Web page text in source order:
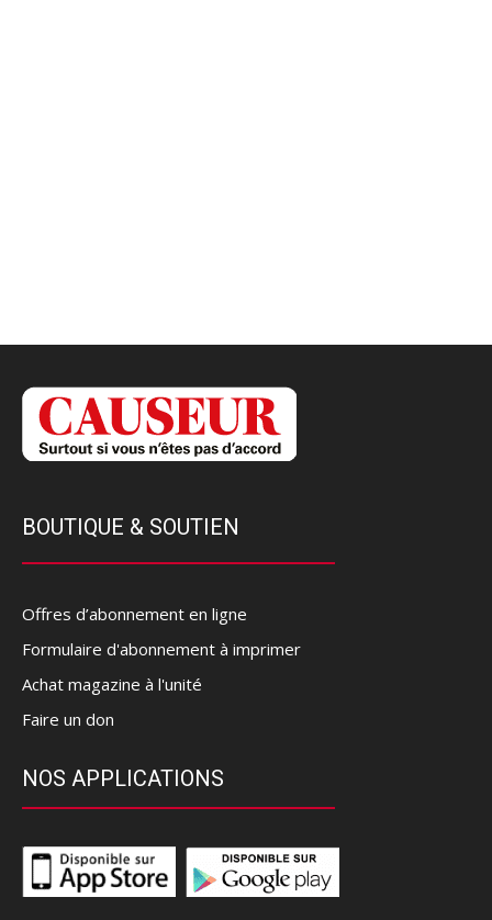
BOUTIQUE & SOUTIEN
Offres d’abonnement en ligne
Formulaire d'abonnement à imprimer
Achat magazine à l'unité
Faire un don
NOS APPLICATIONS